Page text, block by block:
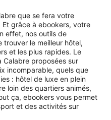
que se fera votre
grâce à ebookers, votre
effet, nos outils de
le meilleur hôtel,
et les plus rapides. Le
Calabre proposées sur
incomparable, quels que
: hôtel de luxe en plein
loin des quartiers animés,
ça, ebookers vous permet
et des activités sur